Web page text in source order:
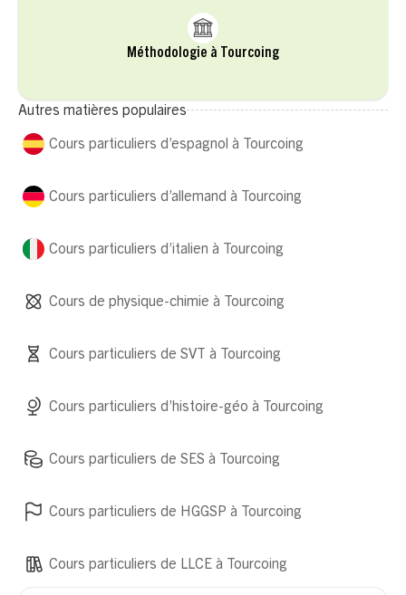
Méthodologie à Tourcoing
Autres matières populaires
Cours particuliers d’espagnol à Tourcoing
Cours particuliers d’histoire-géo à Tourcoing
Cours particuliers de SES à Tourcoing
Cours particuliers de HGGSP à Tourcoing
Cours particuliers de LLCE à Tourcoing
Cours particuliers d’allemand à Tourcoing
Cours particuliers d’italien à Tourcoing
Cours de physique-chimie à Tourcoing
Cours particuliers de SVT à Tourcoing